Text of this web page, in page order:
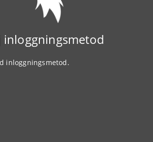
inloggningsmetod
inloggningsmetod.